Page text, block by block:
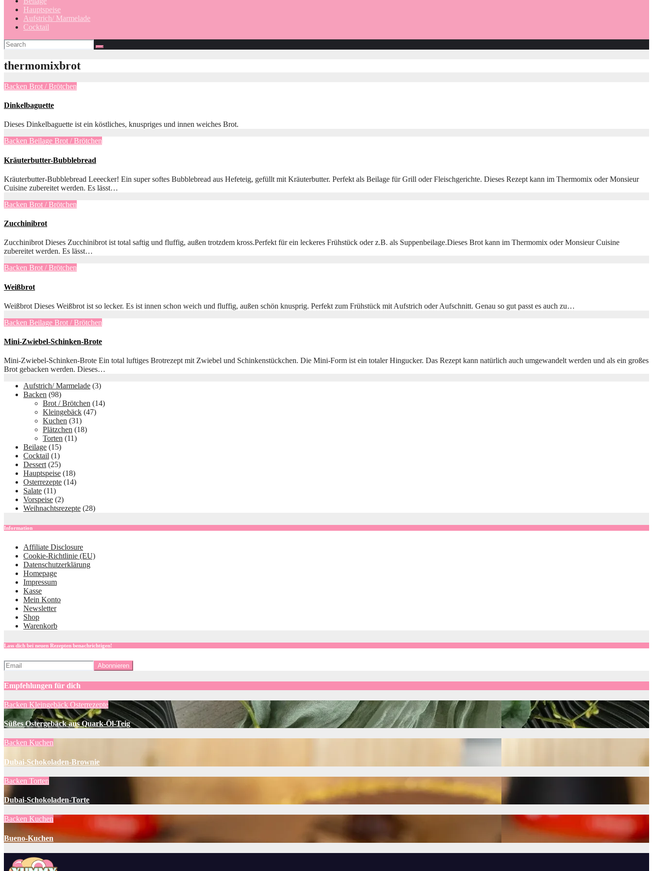
Hauptspeise
Aufstrich/ Marmelade
Cocktail
thermomixbrot
Backen Brot / Brötchen
Dinkelbaguette
Dieses Dinkelbaguette ist ein köstliches, knuspriges und innen weiches Brot.
Backen Beilage Brot / Brötchen
Kräuterbutter-Bubblebread
Kräuterbutter-Bubblebread Leeecker! Ein super softes Bubblebread aus Hefeteig, gefüllt mit Kräuterbutter. Perfekt als Beilage für Grill oder Fleischgerichte. Dieses Rezept kann im Thermomix oder Monsieur
Cuisine zubereitet werden. Es lässt…
Backen Brot / Brötchen
Zucchinibrot
Zucchinibrot Dieses Zucchinibrot ist total saftig und fluffig, außen trotzdem kross.Perfekt für ein leckeres Frühstück oder z.B. als Suppenbeilage.Dieses Brot kann im Thermomix oder Monsieur Cuisine
zubereitet werden. Es lässt…
Backen Brot / Brötchen
Weißbrot
Weißbrot Dieses Weißbrot ist so lecker. Es ist innen schon weich und fluffig, außen schön knusprig. Perfekt zum Frühstück mit Aufstrich oder Aufschnitt. Genau so gut passt es auch zu…
Backen Beilage Brot / Brötchen
Mini-Zwiebel-Schinken-Brote
Mini-Zwiebel-Schinken-Brote Ein total luftiges Brotrezept mit Zwiebel und Schinkenstückchen. Die Mini-Form ist ein totaler Hingucker. Das Rezept kann natürlich auch umgewandelt werden und als ein großes
Brot gebacken werden. Dieses…
Aufstrich/ Marmelade (3)
Backen (98)
Brot / Brötchen (14)
Kleingebäck (47)
Kuchen (31)
Plätzchen (18)
Torten (11)
Beilage (15)
Cocktail (1)
Dessert(25)
Hauptspeise (18)
Osterrezepte (14)
Salate (11)
Vorspeise (2)
Weihnachtsrezepte (28)
Information
Affiliate Disclosure
Cookie-Richtlinie (EU)
Datenschutzerklärung
Homepage
Impressum
Kasse
Mein Konto
Newsletter
Shop
Warenkorb
Lass dich bei neuen Rezepten benachrichtigen!
Empfehlungen für dich
Backen Kleingebäck Osterrezepte
Süßes Ostergebäck aus Quark-Öl-Teig
Backen Kuchen
Dubai-Schokoladen-Brownie
Backen Torten
Dubai-Schokoladen-Torte
Backen Kuchen
Bueno-Kuchen